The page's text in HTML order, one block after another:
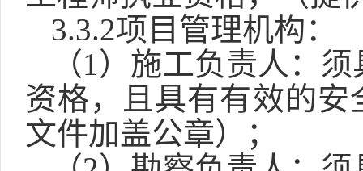
3.3.2项目管理机构：
（1）施工负责人：
资格，且具有有效的
文件加盖公章）
；